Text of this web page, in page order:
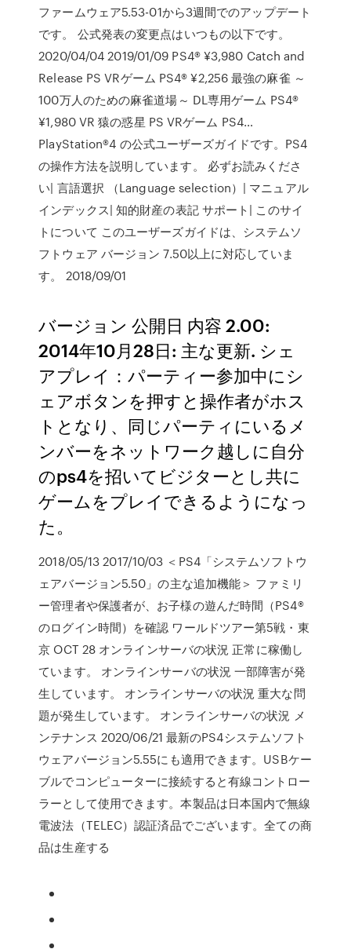
ファームウェア5.53-01から3週間でのアップデート
です。 公式発表の変更点はいつもの以下です。
2020/04/04 2019/01/09 PS4® ¥3,980 Catch and
Release PS VRゲーム PS4® ¥2,256 最強の麻雀 ～
100万人のための麻雀道場～ DL専用ゲーム PS4®
¥1,980 VR 猿の惑星 PS VRゲーム PS4…
PlayStation®4 の公式ユーザーズガイドです。PS4
の操作方法を説明しています。 必ずお読みくださ
い| 言語選択 （Language selection）| マニュアル
インデックス| 知的財産の表記 サポート| このサイ
トについて このユーザーズガイドは、システムソ
フトウェア バージョン 7.50以上に対応していま
す。 2018/09/01
バージョン 公開日 内容 2.00:
2014年10月28日: 主な更新. シェ
アプレイ：パーティー参加中にシ
ェアボタンを押すと操作者がホス
トとなり、同じパーティにいるメ
ンバーをネットワーク越しに自分
のps4を招いてビジターとし共に
ゲームをプレイできるようになっ
た。
2018/05/13 2017/10/03 ＜PS4「システムソフトウ
ェアバージョン5.50」の主な追加機能＞ ファミリ
ー管理者や保護者が、お子様の遊んだ時間（PS4®
のログイン時間）を確認 ワールドツアー第5戦・東
京 OCT 28 オンラインサーバの状況 正常に稼働し
ています。 オンラインサーバの状況 一部障害が発
生しています。 オンラインサーバの状況 重大な問
題が発生しています。 オンラインサーバの状況 メ
ンテナンス 2020/06/21 最新のPS4システムソフト
ウェアバージョン5.55にも適用できます。USBケー
ブルでコンピューターに接続すると有線コントロー
ラーとして使用できます。本製品は日本国内で無線
電波法（TELEC）認証済品でございます。全ての商
品は生産する